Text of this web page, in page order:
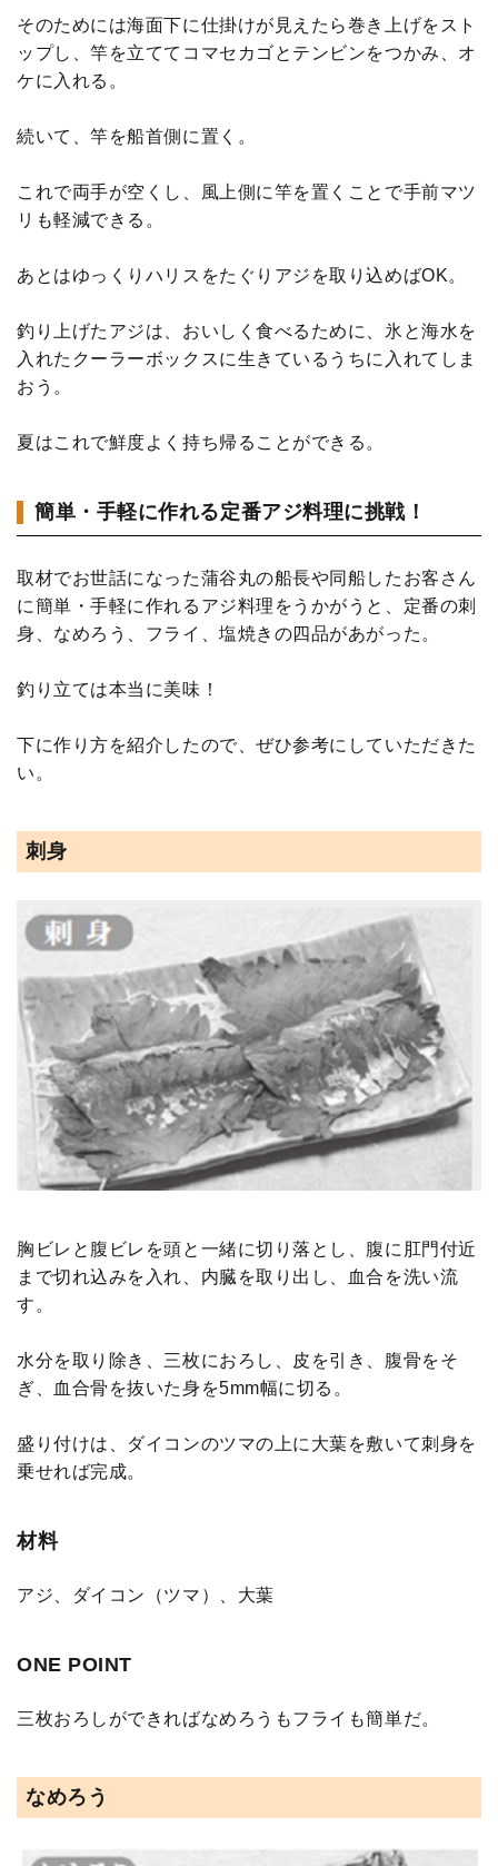
そのためには海面下に仕掛けが見えたら巻き上げをスト
ップし、竿を立ててコマセカゴとテンビンをつかみ、オ
ケに入れる。
続いて、竿を船首側に置く。
これで両手が空くし、風上側に竿を置くことで手前マツ
リも軽減できる。
あとはゆっくりハリスをたぐりアジを取り込めばOK。
釣り上げたアジは、おいしく食べるために、氷と海水を
入れたクーラーボックスに生きているうちに入れてしま
おう。
夏はこれで鮮度よく持ち帰ることができる。
簡単・手軽に作れる定番アジ料理に挑戦！
取材でお世話になった蒲谷丸の船長や同船したお客さん
に簡単・手軽に作れるアジ料理をうかがうと、定番の刺
身、なめろう、フライ、塩焼きの四品があがった。
釣り立ては本当に美味！
下に作り方を紹介したので、ぜひ参考にしていただきた
い。
刺身
胸ビレと腹ビレを頭と一緒に切り落とし、腹に肛門付近
まで切れ込みを入れ、内臓を取り出し、血合を洗い流
す。
水分を取り除き、三枚におろし、皮を引き、腹骨をそ
ぎ、血合骨を抜いた身を5mm幅に切る。
盛り付けは、ダイコンのツマの上に大葉を敷いて刺身を
乗せれば完成。
材料
アジ、ダイコン（ツマ）、大葉
ONE POINT
三枚おろしができればなめろうもフライも簡単だ。
なめろう